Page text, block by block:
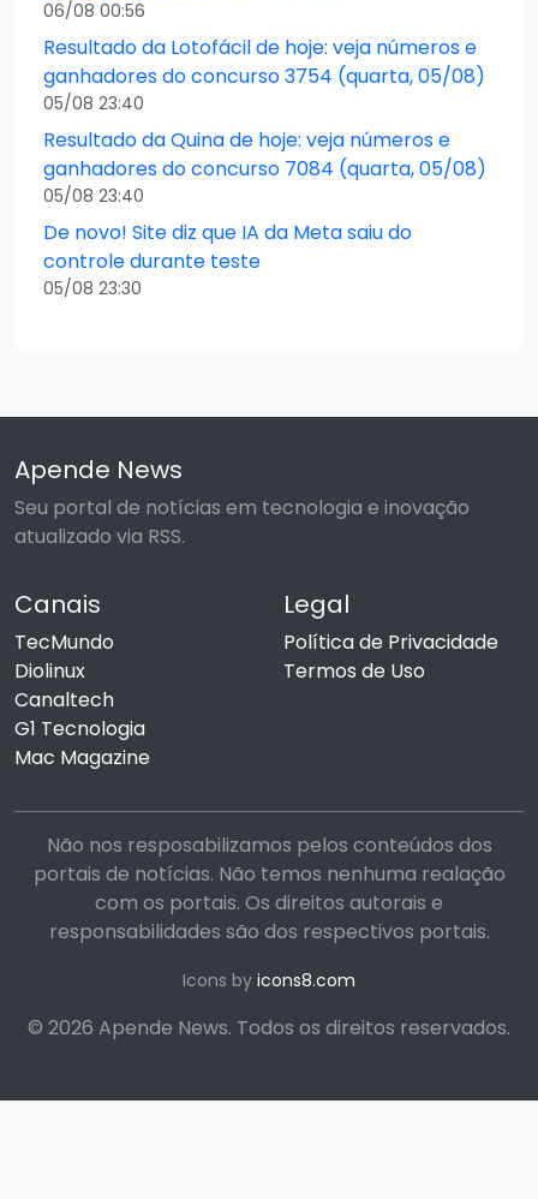
06/08 00:56
Resultado da Lotofácil de hoje: veja números e
ganhadores do concurso 3754 (quarta, 05/08)
05/08 23:40
Resultado da Quina de hoje: veja números e
ganhadores do concurso 7084 (quarta, 05/08)
05/08 23:40
De novo! Site diz que IA da Meta saiu do
controle durante teste
05/08 23:30
Apende News
Seu portal de notícias em tecnologia e inovação
atualizado via RSS.
Canais
TecMundo
Diolinux
Canaltech
G1 Tecnologia
Mac Magazine
Legal
Política de Privacidade
Termos de Uso
Não nos resposabilizamos pelos conteúdos dos
portais de notícias. Não temos nenhuma realação
com os portais. Os direitos autorais e
responsabilidades são dos respectivos portais.
Icons by icons8.com
© 2026 Apende News. Todos os direitos reservados.